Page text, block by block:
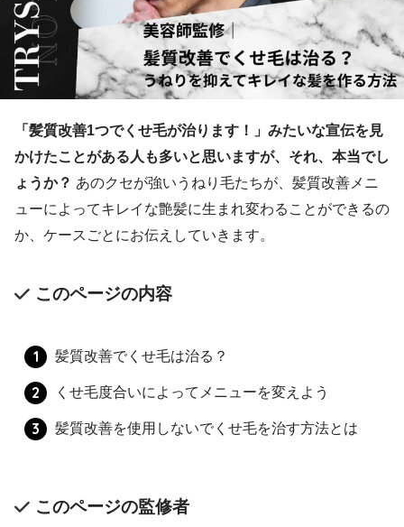
「髪質改善1つでくせ毛が治ります！」みたいな宣伝を見
かけたことがある人も多いと思いますが、それ、本当でし
ょうか？ あのクセが強いうねり毛たちが、髪質改善メニ
ューによってキレイな艶髪に生まれ変わることができるの
か、ケースごとにお伝えしていきます。
このページの内容
髪質改善でくせ毛は治る？
くせ毛度合いによってメニューを変えよう
髪質改善を使用しないでくせ毛を治す方法とは
このページの監修者